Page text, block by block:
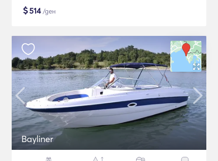
$514/ден
Bayliner